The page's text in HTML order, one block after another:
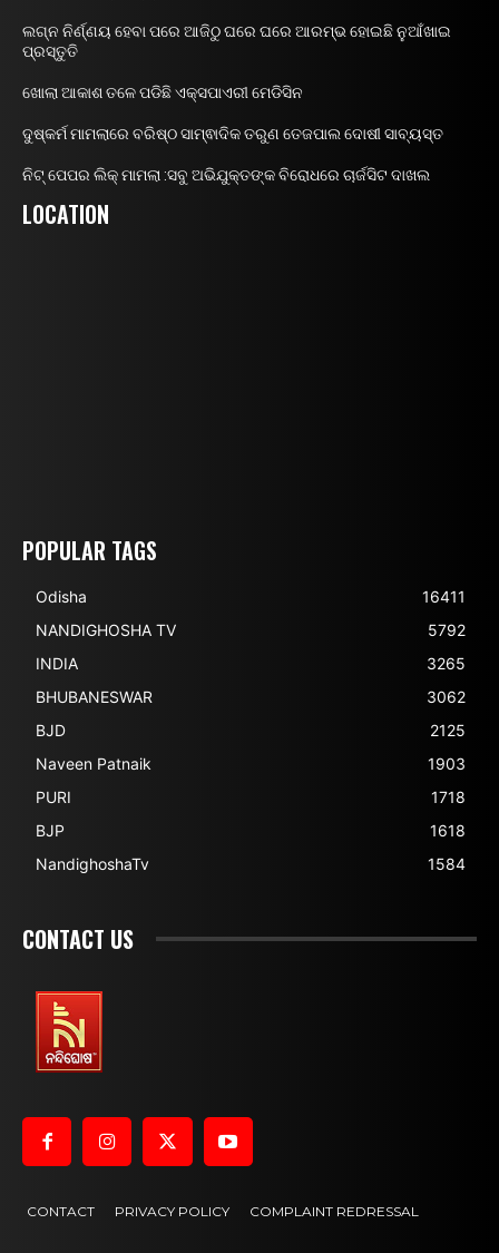
ଲଗ୍ନ ନିର୍ଣ୍ଣୟ ହେବା ପରେ ଆଜିଠୁ ଘରେ ଘରେ ଆରମ୍ଭ ହୋଇଛି ନୁଆଁଖାଇ
ପ୍ରସ୍ତୁତି
ଖୋଲା ଆକାଶ ତଳେ ପଡିଛି ଏକ୍ସପାଏରୀ ମେଡିସିନ
ଦୁଷ୍କର୍ମ ମାମଲାରେ ବରିଷ୍ଠ ସାମ୍ଵାଦିକ ତରୁଣ ତେଜପାଲ ଦୋଷୀ ସାବ୍ୟସ୍ତ
ନିଟ୍ ପେପର ଲିକ୍ ମାମଲା :ସବୁ ଅଭିଯୁକ୍ତଙ୍କ ବିରୋଧରେ ଚାର୍ଜସିଟ ଦାଖଲ
LOCATION
POPULAR TAGS
Odisha
16411
NANDIGHOSHA TV
5792
INDIA
3265
BHUBANESWAR
3062
BJD
2125
Naveen Patnaik
1903
PURI
1718
BJP
1618
NandighoshaTv
1584
CONTACT US
CONTACT PRIVACY POLICY COMPLAINT REDRESSAL